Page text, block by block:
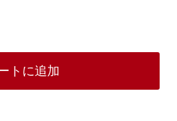
トに追加